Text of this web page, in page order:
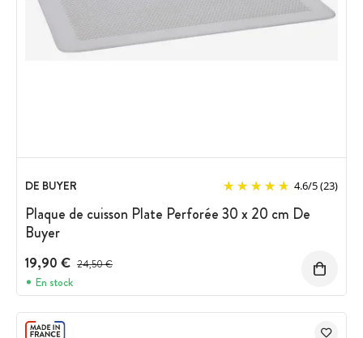
DE BUYER 4.6/5(23)
Plaque de cuisson Plate Perforée 30 x 20 cm De
Buyer
19,90 € Prix avant réduction :
24,50 €
En stock